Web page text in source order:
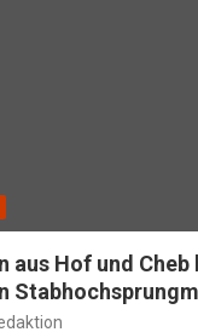
aus Hof und Cheb